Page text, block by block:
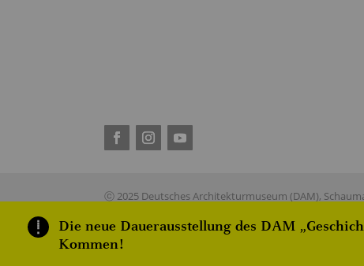
ⓒ 2025 Deutsches Architekturmuseum (DAM),
Die neue Dauerausstellung des DAM
Kommen!